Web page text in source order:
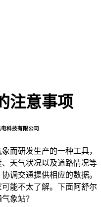
注意事项
科技有限公司
研发生产的一种工具，
天气状况以及道路情况等
调交通提供相应的数据。
能不太了解。下面阿舒尔
象站？